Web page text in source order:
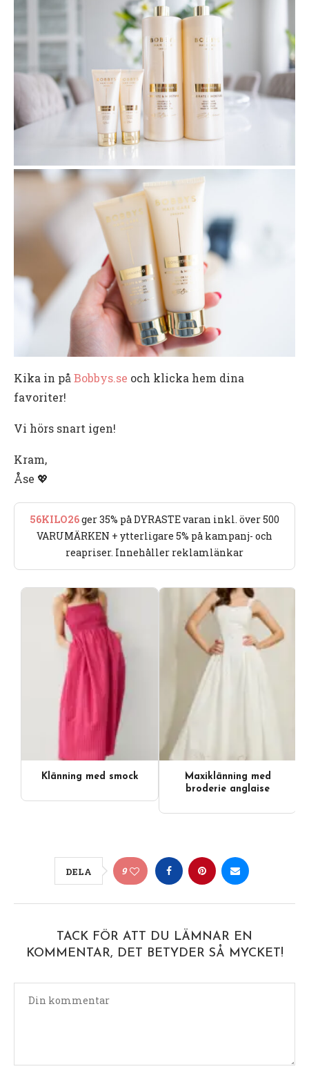
Kika in på Bobbys.se och klicka hem dina
favoriter!
Vi hörs snart igen!
Kram,
Åse 💖
56KILO26ger 35% på DYRASTE varan inkl. över 500
VARUMÄRKEN + ytterligare 5% på kampanj- och
reapriser. Innehåller reklamlänkar
Klänning med smock
Maxiklänning med
broderie anglaise
DELA 9
TACK FÖR ATT DU LÄMNAR EN
KOMMENTAR, DET BETYDER SÅ MYCKET!